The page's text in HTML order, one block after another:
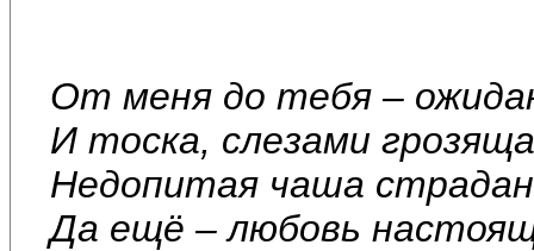
От меня до тебя –
И тоска, слезами
Недопитая чаша
Да ещё – любовь